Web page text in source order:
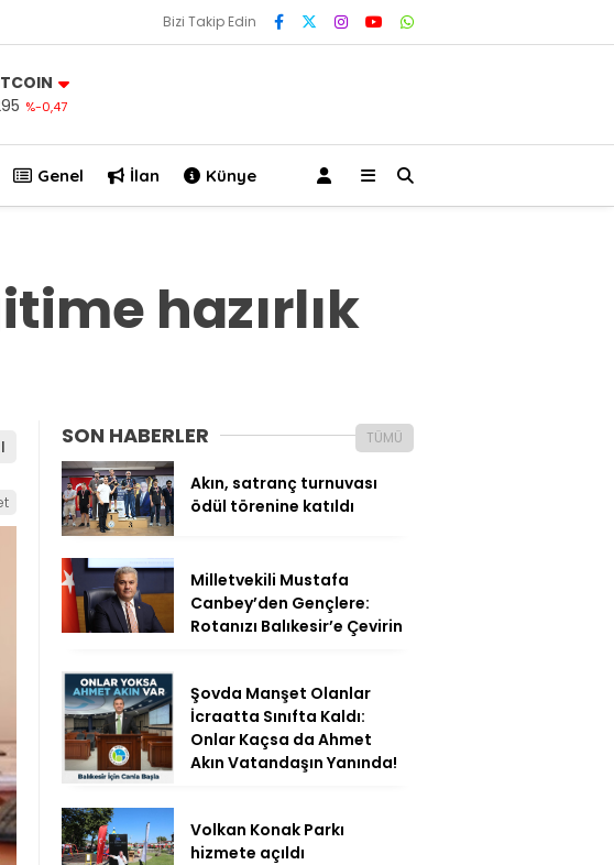
Bizi Takip Edin
%-0,47
Genel İlan Künye
hazırlık
SON HABERLER TÜMÜ
Akın, satranç turnuvası
ödül törenine katıldı
Milletvekili Mustafa
Canbey’den Gençlere:
Rotanızı Balıkesir’e Çevirin
Şovda Manşet Olanlar
İcraatta Sınıfta Kaldı:
Onlar Kaçsa da Ahmet
Akın Vatandaşın Yanında!
Volkan Konak Parkı
hizmete açıldı